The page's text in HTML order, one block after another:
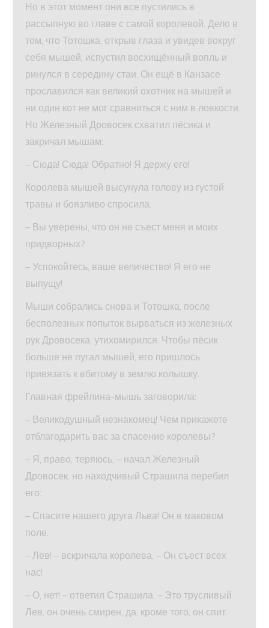
Но в этот момент они все пустились в
рассыпную во главе с самой королевой. Дело в
том, что Тотошка, открыв глаза и увидев вокруг
себя мышей, испустил восхищённый вопль и
ринулся в середину стаи. Он ещё в Канзасе
прославился как великий охотник на мышей и
ни один кот не мог сравниться с ним в ловкости.
Но Железный Дровосек схватил пёсика и
закричал мышам:
– Сюда! Сюда! Обратно! Я держу его!
Королева мышей высунула голову из густой
травы и боязливо спросила:
– Вы уверены, что он не съест меня и моих
придворных?
– Успокойтесь, ваше величество! Я его не
выпущу!
Мыши собрались снова и Тотошка, после
бесполезных попыток вырваться из железных
рук Дровосека, утихомирился. Чтобы пёсик
больше не пугал мышей, его пришлось
привязать к вбитому в землю колышку.
Главная фрейлина-мышь заговорила:
– Великодушный незнакомец! Чем прикажете
отблагодарить вас за спасение королевы?
– Я, право, теряюсь, – начал Железный
Дровосек, но находчивый Страшила перебил
его:
– Спасите нашего друга Льва! Он в маковом
поле.
– Лев! – вскричала королева. – Он съест всех
нас!
– О, нет! – ответил Страшила. – Это трусливый
Лев, он очень смирен, да, кроме того, он спит.